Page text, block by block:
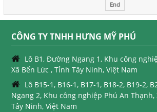
End
CÔNG TY TNHH HƯNG MỸ PHÚ
Lô B1, Đường Ngang 1, Khu công
Xã Bến Lức , Tỉnh Tây Ninh, Việt Nam
Lô B15-1, B16-1, B17-1, B18-2, B19-2,
Ngang 2, Khu công nghiệp Phú An Thạnh,
Tây Ninh, Việt Nam